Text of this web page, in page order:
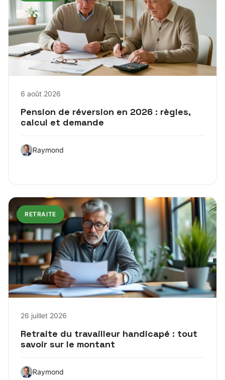
6 août 2026
Pension de réversion en 2026 : règles,
calcul et demande
Raymond
RETRAITE
26 juillet 2026
Retraite du travailleur handicapé : tout
savoir sur le montant
Raymond